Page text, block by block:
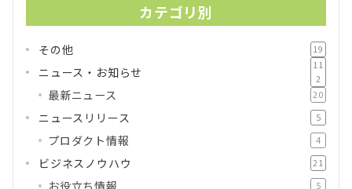
カテゴリ別
その他 19
ニュース・お知らせ
11
2
最新ニュース 20
ニュースリリース 5
プロダクト情報 4
ビジネスノウハウ 21
お役立ち情報 5